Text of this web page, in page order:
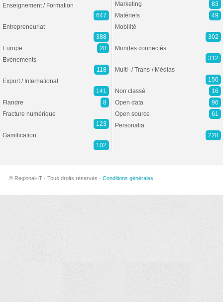
Enseignement / Formation
647
Entrepreneuriat
388
Europe
28
Evénements
118
Export / International
141
Flandre
8
Fracture numérique
123
Gamification
102
Marketing
83
Matériels
49
Mobilité
302
Mondes connectés
312
Multi- / Trans-/ Médias
156
Non classé
16
Open data
96
Open source
61
Personalia
228
© Regional-IT · Tous droits réservés · Conditions générales